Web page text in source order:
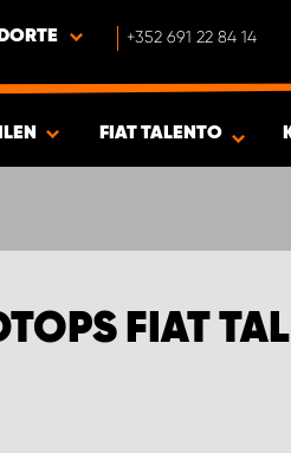
+352 691 22 84 14
FIAT TALENTO
FIAT